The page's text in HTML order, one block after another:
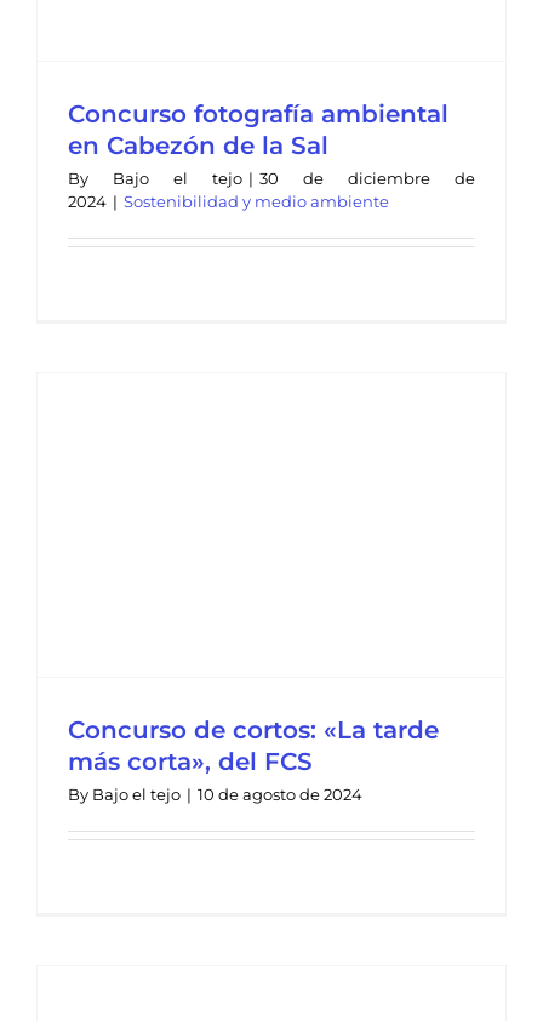
Concurso fotografía ambiental
en Cabezón de la Sal
By Bajo el tejo | 30 de diciembre de
2024 | Sostenibilidad y medio ambiente
Concurso de cortos: «La tarde
más corta», del FCS
By Bajo el tejo | 10 de agosto de 2024